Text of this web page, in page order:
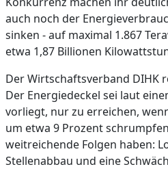
auch noch der
sinken - auf maximal 1.867
etwa 1,87 Billionen
Der Wirtschaftsverband DIHK
Der Energiedeckel sei laut
vorliegt, nur zu erreichen,
um etwa 9 Prozent
weitreichende Folgen haben:
Stellenabbau und eine